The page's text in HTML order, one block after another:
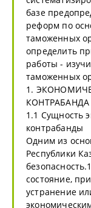
базе
реформ по
таможенных
определить
работы -
таможенных
1.
1.1 Сущность
контрабанды
Одним из
Республики
состояние,
устранение